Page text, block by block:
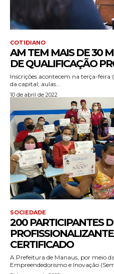
COTIDIANO
AM TEM MAIS DE 30
DE QUALIFICAÇÃO
Inscrições acontecem na terça-
da capital; aulas...
10 de abril de 2022
SOCIEDADE
200 PARTICIPANTES
CERTIFICADO
A Prefeitura de Manaus, por meio
Empreendedorismo e Inovação